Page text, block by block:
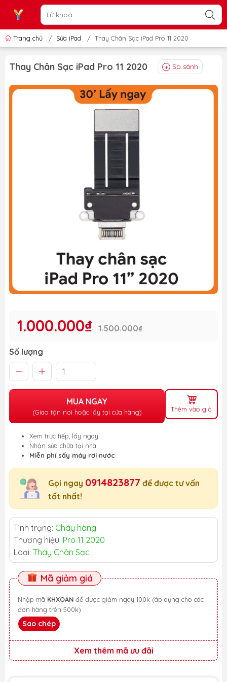
Trang chủ / Sửa iPad / Thay Chân Sạc iPad Pro 11 2020
Thay Chân Sạc iPad Pro 11 2020 So sánh
1.000.000₫ 1.500.000₫
Số lượng
MUA NGAY
(Giao tận nơi hoặc lấy tại cửa hàng) Thêm vào giỏ
Xem trực tiếp, lấy ngay
Nhận sửa chữa tại nhà
Miễn phí sấy máy rơi nước
Gọi ngay 0914823877 để được tư vấn
tốt nhất!
Tình trạng: Cháy hàng
Thương hiệu: Pro 11 2020
Loại: Thay Chân Sạc
Mã giảm giá
Nhập mã KHXOAN
đơn hàng trên 500k)
Sao chép
Xem thêm mã ưu đãi